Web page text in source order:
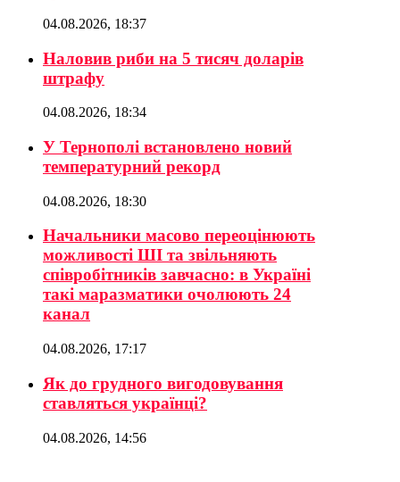
04.08.2026, 18:37
Наловив риби на 5 тисяч доларів
штрафу
04.08.2026, 18:34
У Тернополі встановлено новий
температурний рекорд
04.08.2026, 18:30
Начальники масово переоцінюють
можливості ШІ та звільняють
співробітників завчасно: в Україні
такі маразматики очолюють 24
канал
04.08.2026, 17:17
Як до грудного вигодовування
ставляться українці?
04.08.2026, 14:56